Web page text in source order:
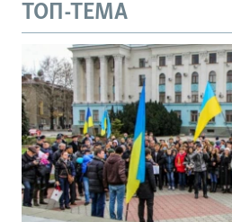
ТОП-ТЕМА